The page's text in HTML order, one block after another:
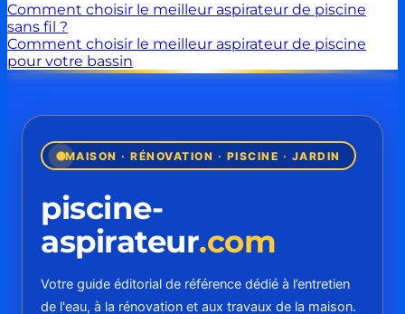
Comment choisir le meilleur aspirateur de piscine
sans fil ?
Comment choisir le meilleur aspirateur de piscine
pour votre bassin
MAISON · RÉNOVATION · PISCINE · JARDIN
piscine-
aspirateur.com
Votre guide éditorial de référence dédié à l’entretien
de l'eau, à la rénovation et aux travaux de la maison.